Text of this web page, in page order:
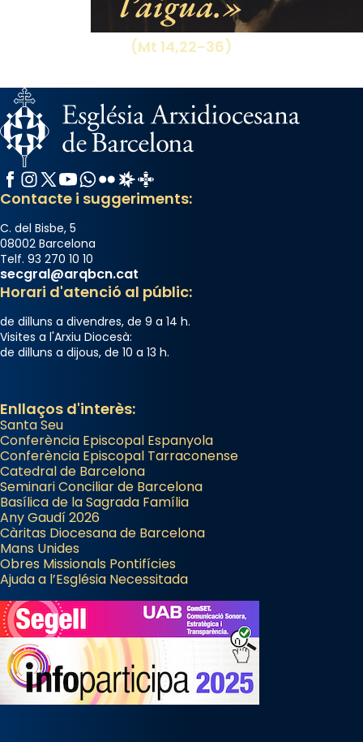
(Mt 14,22-36)
Facebook
Instagram
X / Twitter
YouTube
WhatsApp
FlickrRadio Estel
Catalunya Cristiana
Contacte i suggeriments:
C. del Bisbe, 5
08002 Barcelona
Telf. 93 270 10 10
secgral@arqbcn.cat
Horari d'atenció al públic:
de dilluns a divendres, de 9 a 14 h.
Visites a l'Arxiu Diocesà:
de dilluns a dijous, de 10 a 13 h.
Enllaços d'interès:
Santa Seu
Conferència Episcopal Espanyola
Conferència Episcopal Tarraconense
Catedral de Barcelona
Seminari Conciliar de Barcelona
Basílica de la Sagrada Família
Any Gaudí 2026
Càritas Diocesana de Barcelona
Mans Unides
Obres Missionals Pontifícies
Ajuda a l’Església Necessitada